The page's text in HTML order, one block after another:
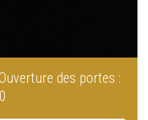
des portes :